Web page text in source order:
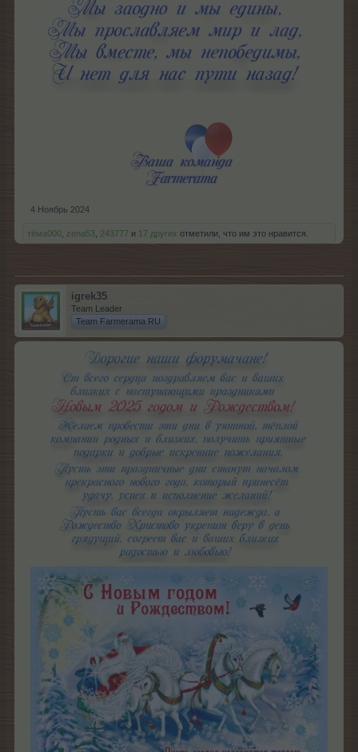
4 Ноябрь 2024
тёма000 zena53 243777 и 17 других отметили, что им это нравится.
igrek35
Team Leader
Team Farmerama RU